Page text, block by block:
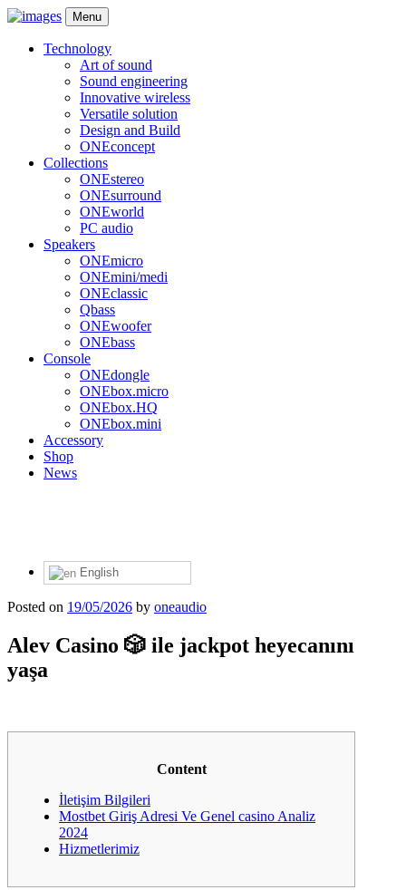
Menu
Technology
Art of sound
Sound engineering
Innovative wireless
Versatile solution
Design and Build
ONEconcept
Collections
ONEstereo
ONEsurround
ONEworld
PC audio
Speakers
ONEmicro
ONEmini/medi
ONEclassic
Qbass
ONEwoofer
ONEbass
Console
ONEdongle
ONEbox.micro
ONEbox.HQ
ONEbox.mini
Accessory
Shop
News
English
Posted on 19/05/2026 by oneaudio
Alev Casino 🎲 ile jackpot heyecanını
yaşa
Content
İletişim Bilgileri
Mostbet Giriş Adresi Ve Genel casino Analiz
2024
Hizmetlerimiz